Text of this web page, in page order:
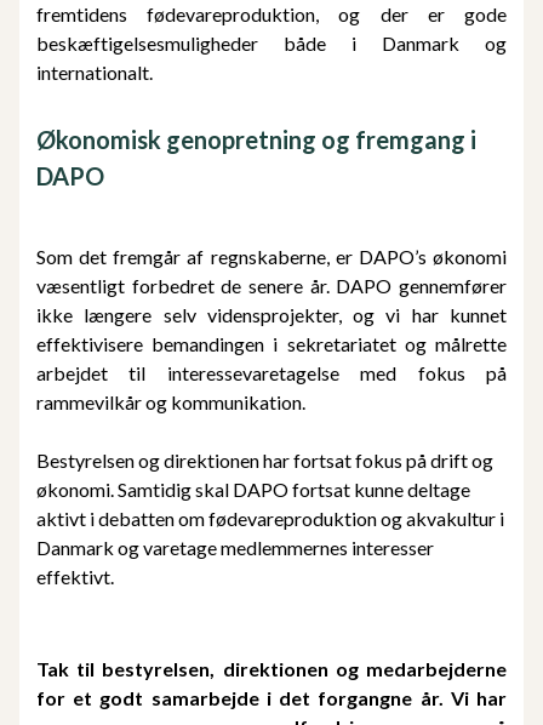
fremtidens fødevareproduktion, og der er gode
beskæftigelsesmuligheder både i Danmark og
internationalt.
Økonomisk genopretning og fremgang i
DAPO
Som det fremgår af regnskaberne, er DAPO’s økonomi
væsentligt forbedret de senere år. DAPO gennemfører
ikke længere selv vidensprojekter, og vi har kunnet
effektivisere bemandingen i sekretariatet og målrette
arbejdet til interessevaretagelse med fokus på
rammevilkår og kommunikation.
Bestyrelsen og direktionen har fortsat fokus på drift og
økonomi. Samtidig skal DAPO fortsat kunne deltage
aktivt i debatten om fødevareproduktion og akvakultur i
Danmark og varetage medlemmernes interesser
effektivt.
Tak til bestyrelsen, direktionen og medarbejderne
for et godt samarbejde i det forgangne år. Vi har